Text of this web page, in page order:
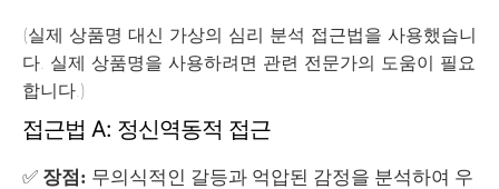
(실제 상품명 대신 가상의 심리 분석 접근법을 사용했습니
다. 실제 상품명을 사용하려면 관련 전문가의 도움이 필요
합니다.)
접근법 A: 정신역동적 접근
✅ 장점: 무의식적인 갈등과 억압된 감정을 분석하여 우